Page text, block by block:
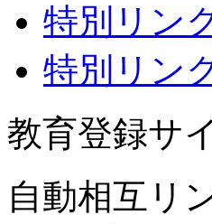
特別リン
特別リン
教育登録サ
自動相互リ